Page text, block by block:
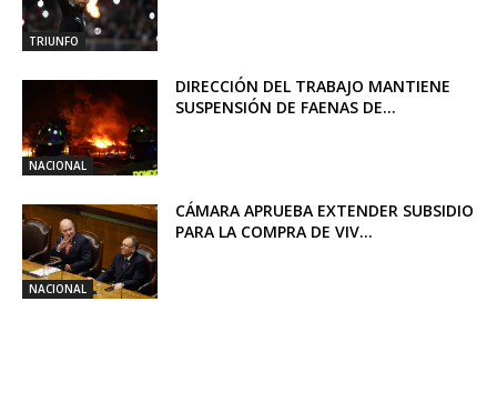
TRIUNFO
NACIONAL
DIRECCIÓN DEL TRABAJO MANTIENE
SUSPENSIÓN DE FAENAS DE...
NACIONAL
CÁMARA APRUEBA EXTENDER SUBSIDIO
PARA LA COMPRA DE VIV...